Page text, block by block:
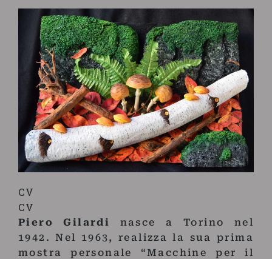
CV
CV
Piero Gilardi
nasce a Torino nel
1942. Nel 1963, realizza la sua prima
mostra personale “Macchine per il